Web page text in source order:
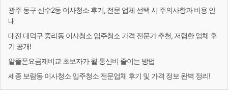
광주 동구 산수2동 이사청소 후기, 전문 업체 선택 시 주의사항과 비용 안
내
대전 대덕구 중리동 이사청소 입주청소 가격 전문가 추천, 저렴한 업체 후
기 공개!
알뜰폰요금제비교 초보자가 월 통신비 줄이는 방법
세종 보람동 이사청소 입주청소 전문업체 후기 및 가격 정보 완벽 정리!